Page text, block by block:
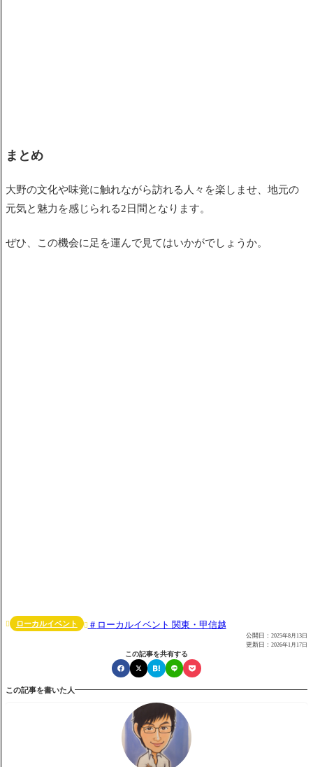
まとめ
大野の文化や味覚に触れながら訪れる人々を楽しませ、地元の
元気と魅力を感じられる2日間となります。
ぜひ、この機会に足を運んで見てはいかがでしょうか。
 ローカルイベント  ローカルイベント 関東・甲信越
公開日： 2025年8月13日
更新日： 2026年1月17日
この記事を共有する
この記事を書いた人